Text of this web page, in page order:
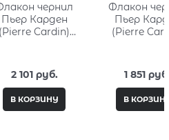
чернил
Пьер Карден
(Pierre Cardin)
2 101 руб.
В КОРЗИНУ
Флакон
Пьер
(Pierre
1 851
В